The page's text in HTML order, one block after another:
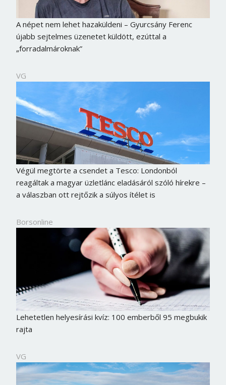
A népet nem lehet hazaküldeni – Gyurcsány Ferenc
újabb sejtelmes üzenetet küldött, ezúttal a
„forradalmároknak”
VG
Végül megtörte a csendet a Tesco: Londonból
reagáltak a magyar üzletlánc eladásáról szóló hírekre –
a válaszban ott rejtőzik a súlyos ítélet is
Borsonline
Lehetetlen helyesírási kvíz: 100 emberből 95 megbukik
rajta
VG